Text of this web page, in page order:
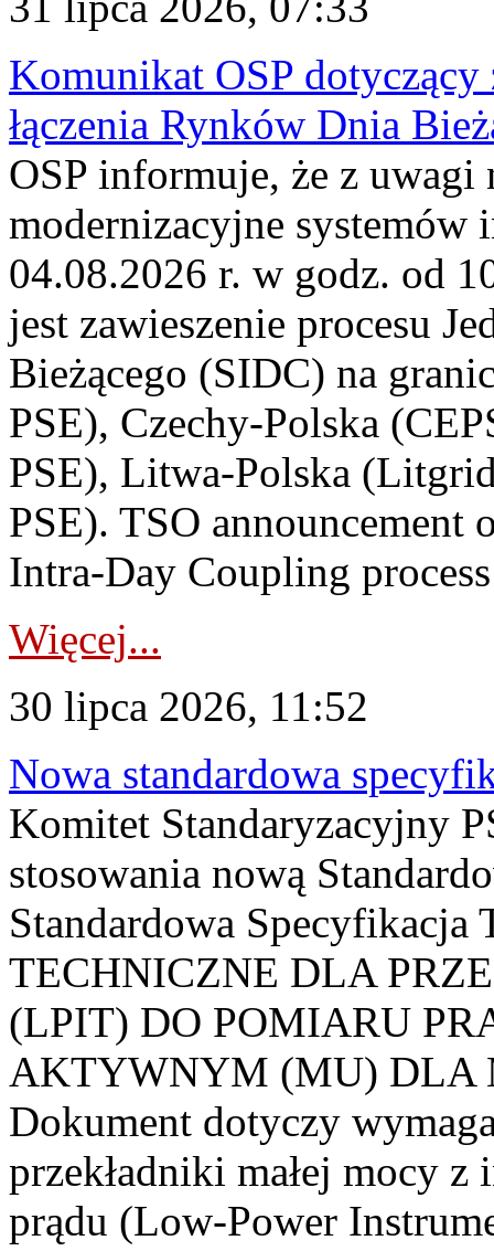
Komunikat OSP dotyczący
łączenia Rynków Dnia
OSP informuje, że z uwagi
modernizacyjne
04.08.2026 r. w godz. od
jest zawieszenie procesu
Bieżącego (SIDC) na
PSE), Czechy-Polska
PSE), Litwa-Polska
PSE). TSO announcement
Intra-Day Coupling
Więcej...
30 lipca 2026, 11:52
Nowa standardowa
Komitet Standaryzacyjny
stosowania nową
Standardowa
TECHNICZNE DLA
(LPIT) DO POMIARU
AKTYWNYM (MU) DLA
Dokument dotyczy
przekładniki małej mocy
prądu (Low-Power